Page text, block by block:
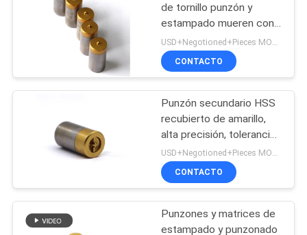
CONTROL
CONTACTO
NOTICIAS
La forja fría muere
el título frío muere
77
de tornillo punzón y
estampado mueren con
largo tiempo de vida
CONTACTO
Punzón secundario HSS
recubierto de amarillo,
alta precisión, tolerancia
de 0.003mm-0.01mm
USD+Negotioned+Pieces MOQ:50 piezas
CONTACTO
Punzones y matrices de
estampado y punzonado